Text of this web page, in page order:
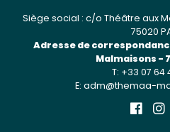
Siège social : c/o Théâtre aux
75020
Adresse de
Malmaisons -
T: +33 07 64
E: adm@themaa-